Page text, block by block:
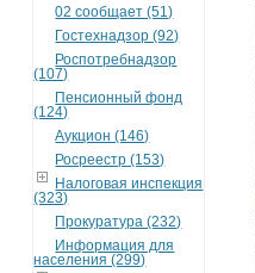
02 сообщает (51)
Гостехнадзор (92)
Роспотребнадзор
(107)
Пенсионный фонд
(124)
Аукцион (146)
Росреестр (153)
Налоговая инспекция
(323)
Прокуратура (232)
Информация для
населения (299)